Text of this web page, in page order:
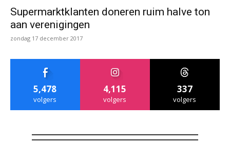
Supermarktklanten doneren ruim halve ton
aan verenigingen
zondag 17 december 2017
5,478
volgers
4,115
volgers
337
volgers